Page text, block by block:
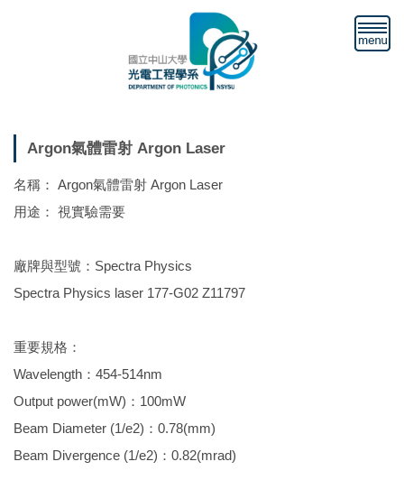
區
Argon氣體雷射 Argon Laser
名稱： Argon氣體雷射 Argon Laser
用途： 視實驗需要
廠牌與型號：Spectra Physics
Spectra Physics laser 177-G02 Z11797
重要規格：
Wavelength：454-514nm
Output power(mW)：100mW
Beam Diameter (1/e2)：0.78(mm)
Beam Divergence (1/e2)：0.82(mrad)